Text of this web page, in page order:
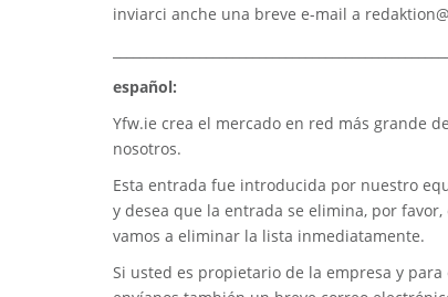
inviarci anche una breve e-mail a
español:
Yfw.ie crea el mercado en red más grande
nosotros.
Esta entrada fue introducida por nuestro
y desea que la entrada se elimina, por
vamos a eliminar la lista inmediatamente.
Si usted es propietario de la empresa y